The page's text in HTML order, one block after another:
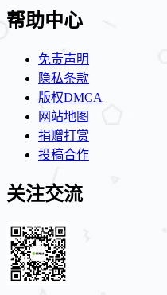
帮助中心
免责声明
隐私条款
版权DMCA
网站地图
捐赠打赏
投稿合作
关注交流